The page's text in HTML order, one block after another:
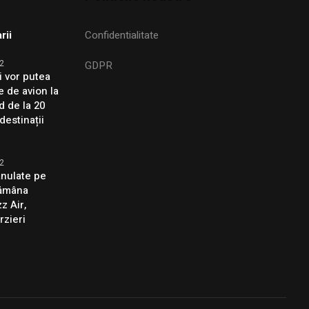
vor putea
de avion la
de la 20
pe
Air,
Confidentialitate
GDPR